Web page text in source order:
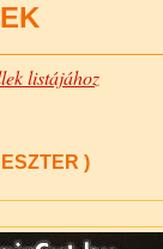
listájához
)